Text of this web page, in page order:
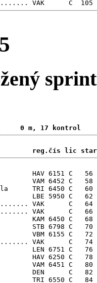
0 m, 17 kontrol
reg.čís lic
HAV 6151 C   56
VAM 6452 C   58
TRI 6450 C   60
LBE 5950 C   62
VAK      C   64
VAK      C   66
KAM 6450 C   68
STB 6798 C   70
VBM 6155 C   72
VAK      C   74
LEN 6751 C   76
HAV 6250 C   78
VAM 6451 C   80
DEN      C   82
TRI 6550 C   84